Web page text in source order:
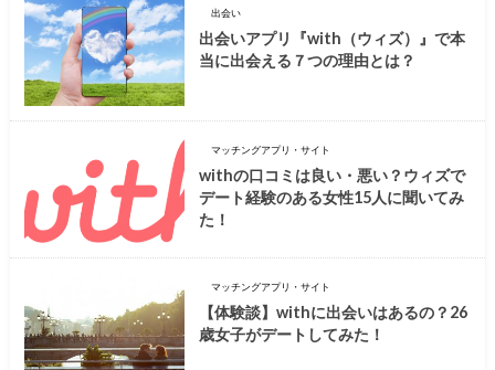
出会い
出会いアプリ『with（ウィズ）』で本
当に出会える７つの理由とは？
マッチングアプリ・サイト
withの口コミは良い・悪い？ウィズで
デート経験のある女性15人に聞いてみ
た！
マッチングアプリ・サイト
【体験談】withに出会いはあるの？26
歳女子がデートしてみた！